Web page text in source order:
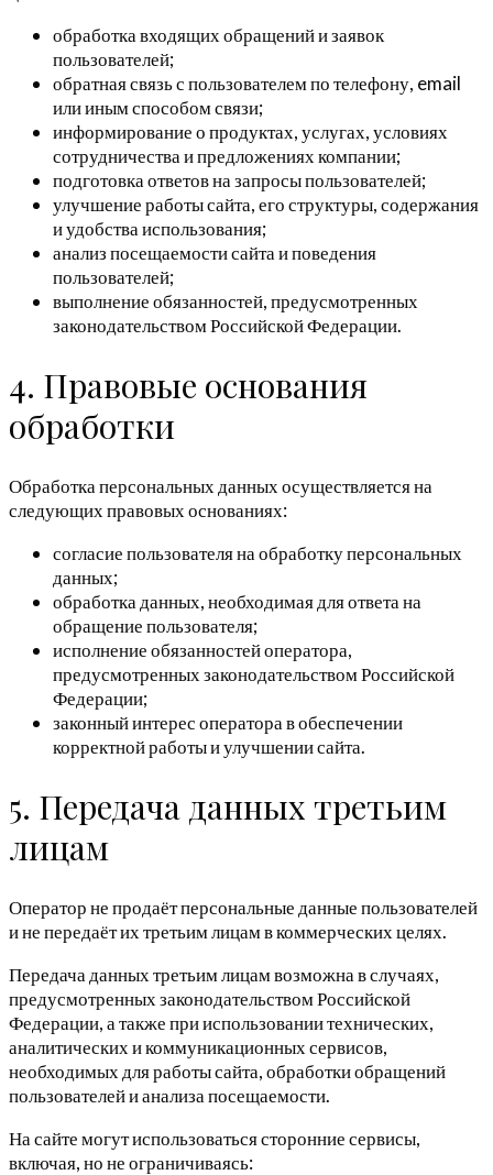
обработка входящих обращений и заявок
пользователей;
обратная связь с пользователем по телефону, email
или иным способом связи;
информирование о продуктах, услугах, условиях
сотрудничества и предложениях компании;
подготовка ответов на запросы пользователей;
улучшение работы сайта, его структуры, содержания
и удобства использования;
анализ посещаемости сайта и поведения
пользователей;
выполнение обязанностей, предусмотренных
законодательством Российской Федерации.
4. Правовые основания
обработки
Обработка персональных данных осуществляется на
следующих правовых основаниях:
согласие пользователя на обработку персональных
данных;
обработка данных, необходимая для ответа на
обращение пользователя;
исполнение обязанностей оператора,
предусмотренных законодательством Российской
Федерации;
законный интерес оператора в обеспечении
корректной работы и улучшении сайта.
5. Передача данных третьим
лицам
Оператор не продаёт персональные данные пользователей
и не передаёт их третьим лицам в коммерческих целях.
Передача данных третьим лицам возможна в случаях,
предусмотренных законодательством Российской
Федерации, а также при использовании технических,
аналитических и коммуникационных сервисов,
необходимых для работы сайта, обработки обращений
пользователей и анализа посещаемости.
На сайте могут использоваться сторонние сервисы,
включая, но не ограничиваясь: